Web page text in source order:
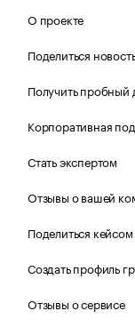
О проекте
Поделиться
Получить пробный
Корпоративная
Стать экспертом
Отзывы о вашей
Поделиться кейсом
Создать профиль
Отзывы о сервисе